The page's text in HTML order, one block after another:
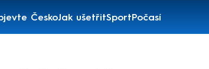
ČeskoJak ušetřitSportPočasí